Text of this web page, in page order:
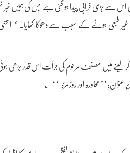
اس سے بڑی خرابی پیدا ہو گئی ہے جس کی ہمیں
غیر طبعی ہونے کے سبب سے دھوکا کھایا۔ ‘ ا
لینے میں مصنف مرحوم کی جرأت اس قدر بڑھی
محاورہ اور روز مرّہ ‘‘